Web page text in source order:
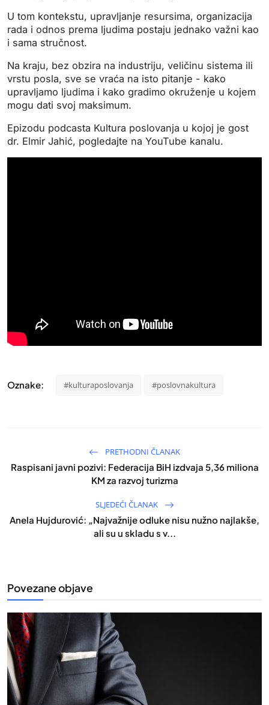
U tom kontekstu, upravljanje resursima, organizacija
rada i odnos prema ljudima postaju jednako važni kao
i sama stručnost.
Na kraju, bez obzira na industriju, veličinu sistema ili
vrstu posla, sve se vraća na isto pitanje - kako
upravljamo ljudima i kako gradimo okruženje u kojem
mogu dati svoj maksimum.
Epizodu podcasta Kultura poslovanja u kojoj je gost
dr. Elmir Jahić, pogledajte na YouTube kanalu.
Oznake: #kulturaposlovanja #poslovnakultura
PRETHODNI ČLANAK
Raspisani javni pozivi: Federacija BiH izdvaja 5,36 miliona
KM za razvoj turizma
SLJEDEĆI ČLANAK
Anela Hujdurović: „Najvažnije odluke nisu nužno najlakše,
ali su u skladu s v...
Povezane objave